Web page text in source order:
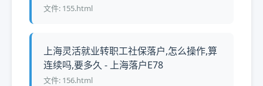
文件: 155.html
上海灵活就业转职工社保落户,怎么操作,算
连续吗,要多久 - 上海落户E78
文件: 156.html